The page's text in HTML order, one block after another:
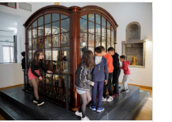
a
abertura
dos
museus
e
núcleos